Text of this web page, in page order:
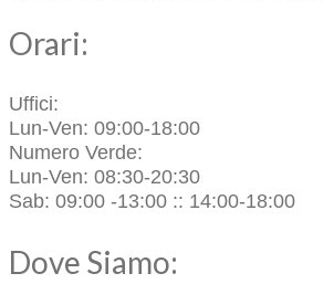
Orari:
Uffici:
Lun-Ven: 09:00-18:00
Numero Verde:
Lun-Ven: 08:30-20:30
Sab: 09:00 -13:00 :: 14:00-18:00
Dove Siamo: